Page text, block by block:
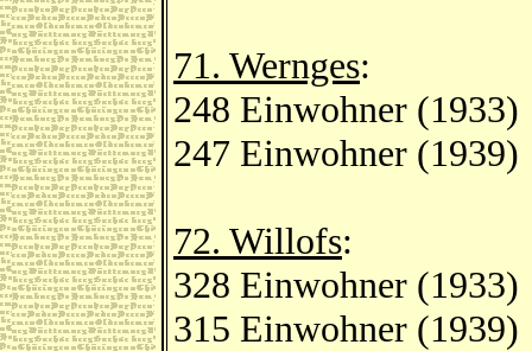
71. Wernges:
248 Einwohner (1933)
247 Einwohner (1939)
72. Willofs:
328 Einwohner (1933)
315 Einwohner (1939)